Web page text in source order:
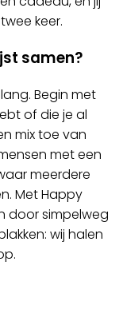
keer.
samen?
Begin met
of die je al
mix toe van
met een
meerdere
Met Happy
door simpelweg
wij halen